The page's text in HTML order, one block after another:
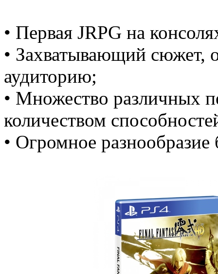
• Первая JRPG на
• Захватывающий сюжет,
аудиторию;
• Множество различных
количеством
• Огромное